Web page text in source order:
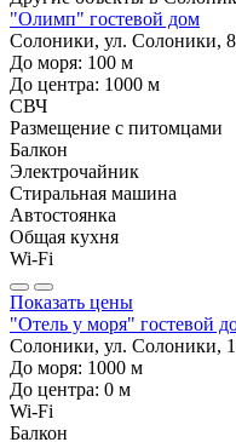
"Олимп" гостевой дом
Солоники, ул. Солоники,
До моря: 100 м
До центра: 1000 м
СВЧ
Размещение с питомцами
Балкон
Электрочайник
Стиральная машина
Автостоянка
Общая кухня
Wi-Fi
Показать цены
"Отель у моря" гостевой
Солоники, ул. Солоники,
До моря: 1000 м
До центра: 0 м
Wi-Fi
Балкон